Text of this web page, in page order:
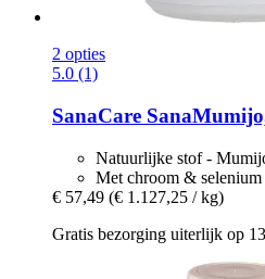
2 opties
5.0 (1)
SanaCare
Natuurlijke stof -
Met chroom & selenium
€ 57,49 (€ 1.127,25 / kg)
Gratis bezorging uiterlijk op